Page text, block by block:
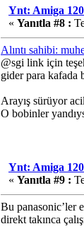
Ynt: Amiga
« Yanıtla #8 :
Alıntı sahibi:
@sgi link için
gider para kafada
Arayış sürüyor
O bobinler
Ynt: Amiga
« Yanıtla #9 :
Bu panasonic’ler
direkt takınca